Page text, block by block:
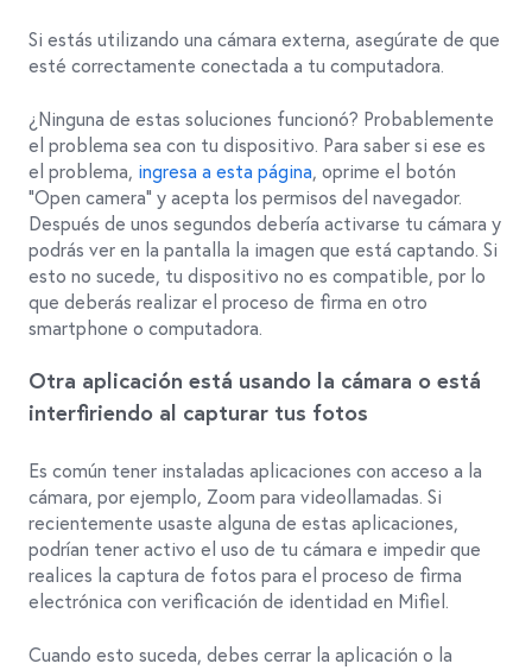
Si estás utilizando una cámara externa, asegúrate de que
esté correctamente conectada a tu computadora.
¿Ninguna de estas soluciones funcionó? Probablemente
el problema sea con tu dispositivo. Para saber si ese es
el problema, ingresa a esta página, oprime el botón
“Open camera” y acepta los permisos del navegador.
Después de unos segundos debería activarse tu cámara y
podrás ver en la pantalla la imagen que está captando. Si
esto no sucede, tu dispositivo no es compatible, por lo
que deberás realizar el proceso de firma en otro
smartphone o computadora.
Otra aplicación está usando la cámara o está
interfiriendo al capturar tus fotos
Es común tener instaladas aplicaciones con acceso a la
cámara, por ejemplo, Zoom para videollamadas. Si
recientemente usaste alguna de estas aplicaciones,
podrían tener activo el uso de tu cámara e impedir que
realices la captura de fotos para el proceso de firma
electrónica con verificación de identidad en Mifiel.
Cuando esto suceda, debes cerrar la aplicación o la